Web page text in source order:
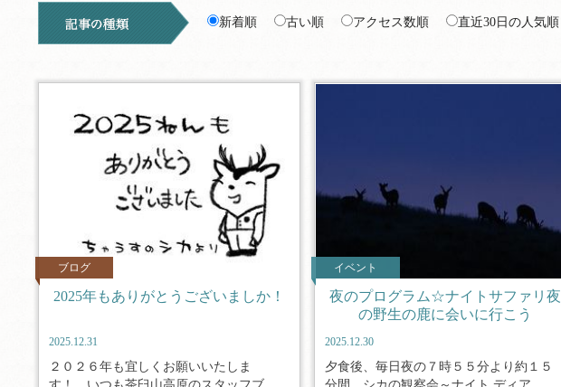
新着順 古い順 アクセス数順 直近30日の人気順
ブログ
2025年もありがとうございましか！
2025.12.31
２０２６年も宜しくお願いいたしま
す！ いつも茶臼山高原のスタッフブロ
イベント
夜のプログラム☆ナイトサファリ夜
の野生の鹿に会いに行こう
2025.12.30
夕食後、毎日夜の７時５５分より約１５
分間、シカの観察会～ナイト ディア ...